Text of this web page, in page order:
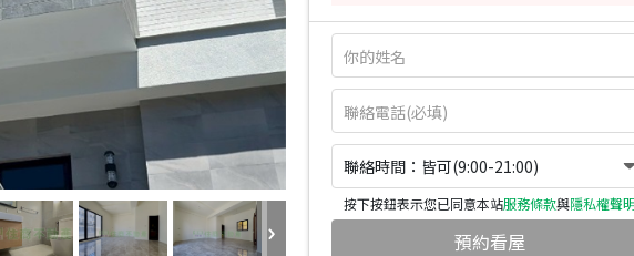
聯絡時間：皆可(9:00-21:00)
按下按鈕表示您已同意本站服務條款與隱私權聲
預約看屋